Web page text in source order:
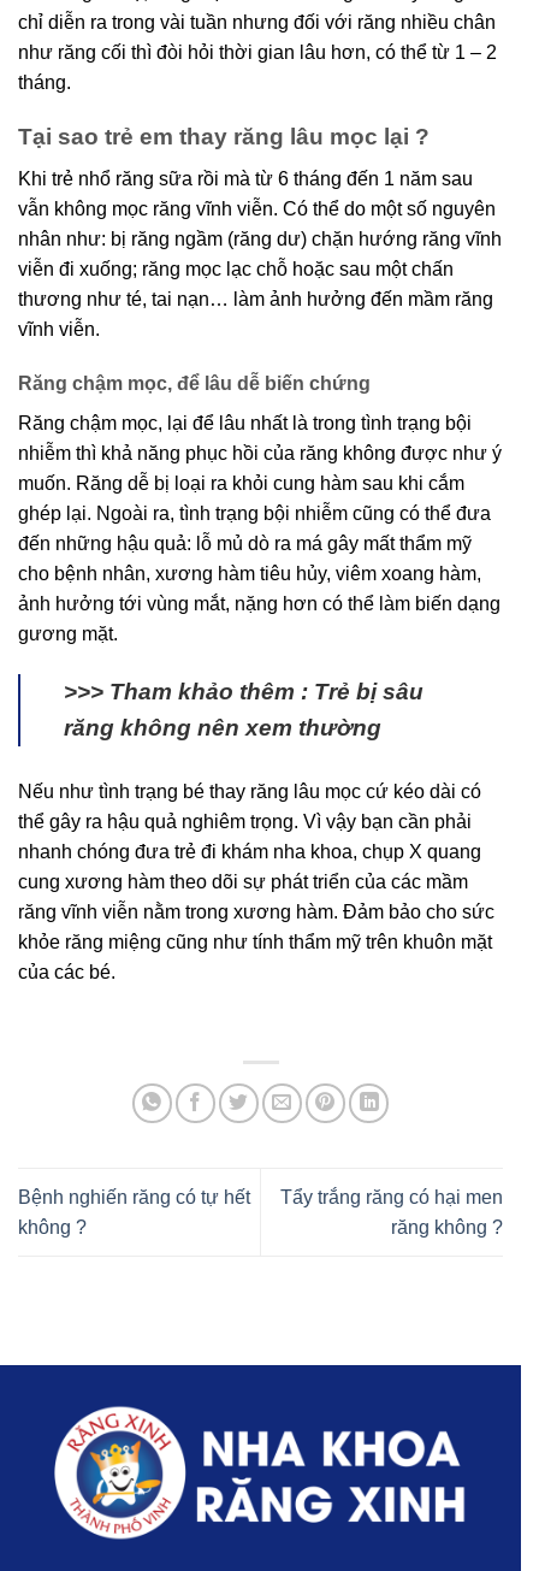
chỉ diễn ra trong vài tuần nhưng đối với răng nhiều chân
như răng cối thì đòi hỏi thời gian lâu hơn, có thể từ 1 – 2
tháng.
Tại sao trẻ em thay răng lâu mọc lại ?
Khi trẻ nhổ răng sữa rồi mà từ 6 tháng đến 1 năm sau
vẫn không mọc răng vĩnh viễn. Có thể do một số nguyên
nhân như: bị răng ngầm (răng dư) chặn hướng răng vĩnh
viễn đi xuống; răng mọc lạc chỗ hoặc sau một chấn
thương như té, tai nạn… làm ảnh hưởng đến mầm răng
vĩnh viễn.
Răng chậm mọc, để lâu dễ biến chứng
Răng chậm mọc, lại để lâu nhất là trong tình trạng bội
nhiễm thì khả năng phục hồi của răng không được như ý
muốn. Răng dễ bị loại ra khỏi cung hàm sau khi cắm
ghép lại. Ngoài ra, tình trạng bội nhiễm cũng có thể đưa
đến những hậu quả: lỗ mủ dò ra má gây mất thẩm mỹ
cho bệnh nhân, xương hàm tiêu hủy, viêm xoang hàm,
ảnh hưởng tới vùng mắt, nặng hơn có thể làm biến dạng
gương mặt.
>>> Tham khảo thêm : Trẻ bị sâu
răng không nên xem thường
Nếu như tình trạng bé thay răng lâu mọc cứ kéo dài có
thể gây ra hậu quả nghiêm trọng. Vì vậy bạn cần phải
nhanh chóng đưa trẻ đi khám nha khoa, chụp X quang
cung xương hàm theo dõi sự phát triển của các mầm
răng vĩnh viễn nằm trong xương hàm. Đảm bảo cho sức
khỏe răng miệng cũng như tính thẩm mỹ trên khuôn mặt
của các bé.
Bệnh nghiến răng có tự hết
không ?
Tẩy trắng răng có hại men
răng không ?
Nhận tư vấn miễn phí từ
Vấn đề quan tâm
Bọc răng sứ thẩm mỹ
Niềng răng thẩm mỹ
Trồng răng Implant
Điều trị bệnh lý